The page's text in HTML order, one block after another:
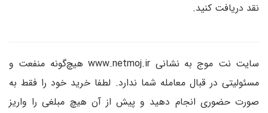
نقد دریافت کنید.
سایت نت موج به نشانی www.netmoj.ir هیچ‌گونه منفعت و
مسئولیتی در قبال معامله شما ندارد. لطفا خرید خود را فقط به
صورت حضوری انجام دهید و پیش از آن هیچ مبلغی را واریز